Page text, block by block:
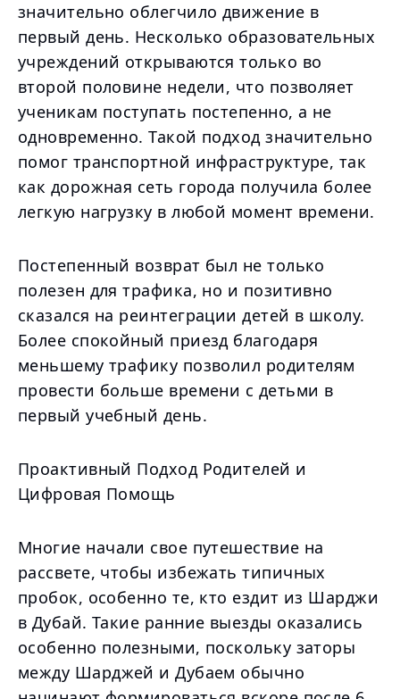
значительно облегчило движение в
первый день. Несколько образовательных
учреждений открываются только во
второй половине недели, что позволяет
ученикам поступать постепенно, а не
одновременно. Такой подход значительно
помог транспортной инфраструктуре, так
как дорожная сеть города получила более
легкую нагрузку в любой момент времени.
Постепенный возврат был не только
полезен для трафика, но и позитивно
сказался на реинтеграции детей в школу.
Более спокойный приезд благодаря
меньшему трафику позволил родителям
провести больше времени с детьми в
первый учебный день.
Проактивный Подход Родителей и
Цифровая Помощь
Многие начали свое путешествие на
рассвете, чтобы избежать типичных
пробок, особенно те, кто ездит из Шарджи
в Дубай. Такие ранние выезды оказались
особенно полезными, поскольку заторы
между Шарджей и Дубаем обычно